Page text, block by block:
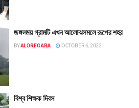
জঙ্গলময় গ্রামটি এখন আলোঝলমলে রূপের শহর
BYALORFOARA OCTOBER 6, 2023
বিশ্ব শিক্ষক দিবস